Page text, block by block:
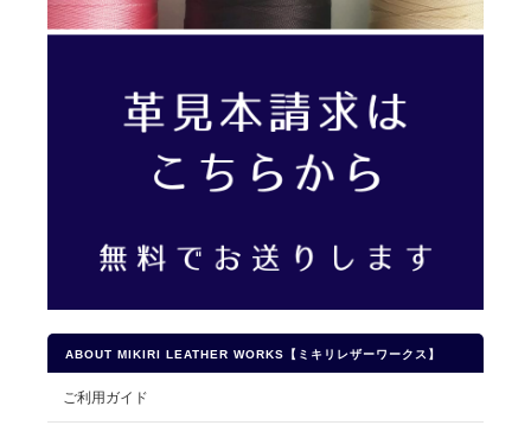
ABOUT MIKIRI LEATHER WORKS【ミキリレザーワークス】
ご利用ガイド